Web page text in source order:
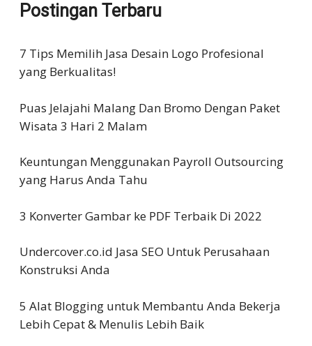
Postingan Terbaru
7 Tips Memilih Jasa Desain Logo Profesional
yang Berkualitas!
Puas Jelajahi Malang Dan Bromo Dengan Paket
Wisata 3 Hari 2 Malam
Keuntungan Menggunakan Payroll Outsourcing
yang Harus Anda Tahu
3 Konverter Gambar ke PDF Terbaik Di 2022
Undercover.co.id Jasa SEO Untuk Perusahaan
Konstruksi Anda
5 Alat Blogging untuk Membantu Anda Bekerja
Lebih Cepat & Menulis Lebih Baik